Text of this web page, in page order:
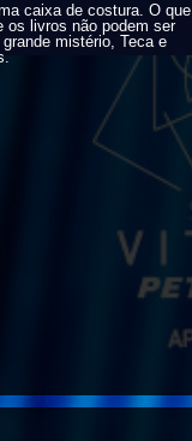
caixa de costura. O que
os livros não podem ser
mistério, Teca e